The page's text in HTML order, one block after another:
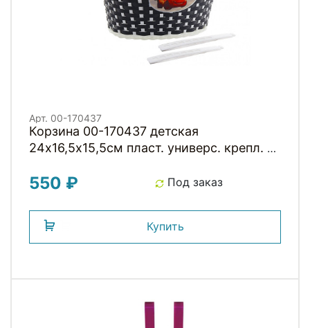
Арт. 00-170437
Корзина 00-170437 детская
24х16,5х15,5см пласт. универс. крепл. на
550 ₽ Под заказ
Купить